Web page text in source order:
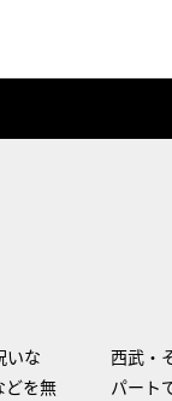
いな
どを無
西武・
パート